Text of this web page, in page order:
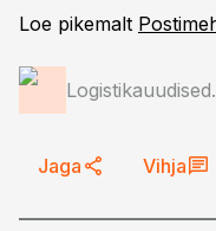
Loe pikemalt
Jaga Vihja